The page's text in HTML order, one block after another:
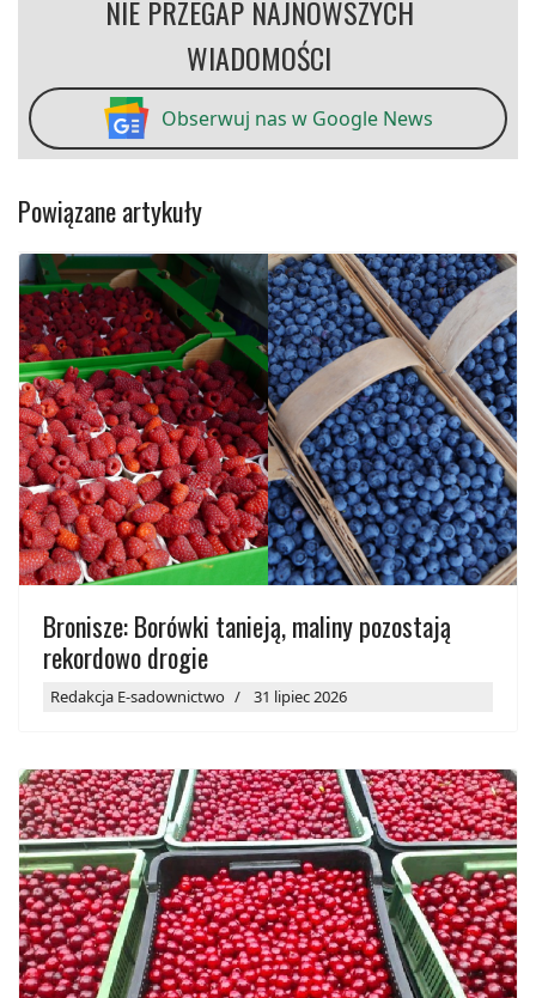
NIE PRZEGAP NAJNOWSZYCH
WIADOMOŚCI
Obserwuj nas w Google News
Powiązane artykuły
Bronisze: Borówki tanieją, maliny pozostają
rekordowo drogie
Redakcja E-sadownictwo 31 lipiec 2026